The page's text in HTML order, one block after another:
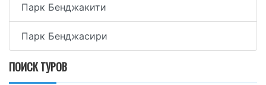
Парк Бенджакити
Парк Бенджасири
ПОИСК ТУРОВ